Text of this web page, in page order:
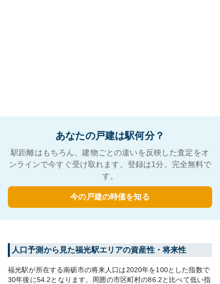
あなたの戸建は駅何分？
駅距離はもちろん、建物ごとの違いを反映した査定をオ
ンラインで今すぐ受け取れます。登録は1分。完全無料で
す。
今の戸建の時価を知る
人口予測から見た福光駅エリアの資産性・将来性
福光駅が所在する南砺市の将来人口は2020年を100とした指数で
30年後に54.2となります。 周囲の市区町村の86.2と比べて低い指